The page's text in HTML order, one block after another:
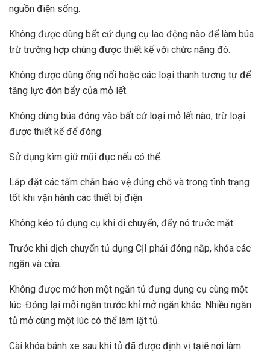
nguồn điện sống.
Không được dùng bất cứ dụng cụ lao động nào để làm búa
trừ trường hợp chúng được thiết kế với chức năng đó.
Không được dùng ống nối hoặc các loại thanh tương tự để
tăng lực đòn bẩy của mỏ lết.
Không dùng búa đóng vào bất cứ loại mỏ lết nào, trừ loại
được thiết kế để đóng.
Sử dụng kìm giữ mũi đục nếu có thể.
Lắp đặt các tấm chắn bảo vệ đúng chỗ và trong tình trạng
tốt khi vận hành các thiết bị điện
Không kéo tủ dụng cụ khi di chuyển, đẩy nó trước mặt.
Trước khi dịch chuyển tủ dụng CỊI phải đóng nắp, khóa các
ngăn và cửa.
Không được mở hơn một ngăn tủ đựng dụng cụ cùng một
lúc. Đóng lại mỗi ngăn trước khỉ mở ngăn khác. Nhiều ngăn
tủ mở cùng một lúc có thể làm lật tủ.
Cài khóa bánh xe sau khi tủ đã được định vị tạiẽ nơi làm